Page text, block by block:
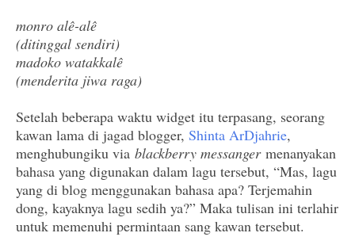
monro alê-alê
(ditinggal sendiri)
madoko watakkalê
(menderita jiwa raga)
Setelah beberapa waktu widget itu terpasang, seorang
kawan lama di jagad blogger, Shinta ArDjahrie,
menghubungiku via blackberry messangermenanyakan
bahasa yang digunakan dalam lagu tersebut, “Mas, lagu
yang di blog menggunakan bahasa apa? Terjemahin
dong, kayaknya lagu sedih ya?” Maka tulisan ini terlahir
untuk memenuhi permintaan sang kawan tersebut.